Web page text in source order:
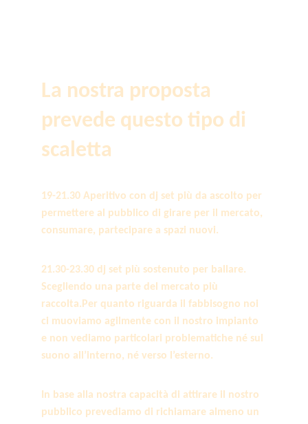
La nostra proposta
prevede questo tipo di
scaletta
19-21.30 Aperitivo con dj set più da ascolto per
permettere al pubblico di girare per il mercato,
consumare, partecipare a spazi nuovi.
21.30-23.30 dj set più sostenuto per ballare.
Scegliendo una parte del mercato più
raccolta.Per quanto riguarda il fabbisogno noi
ci muoviamo agilmente con il nostro impianto
e non vediamo particolari problematiche né sul
suono all’interno, né verso l’esterno.
In base alla nostra capacità di attirare il nostro
pubblico prevediamo di richiamare almeno un